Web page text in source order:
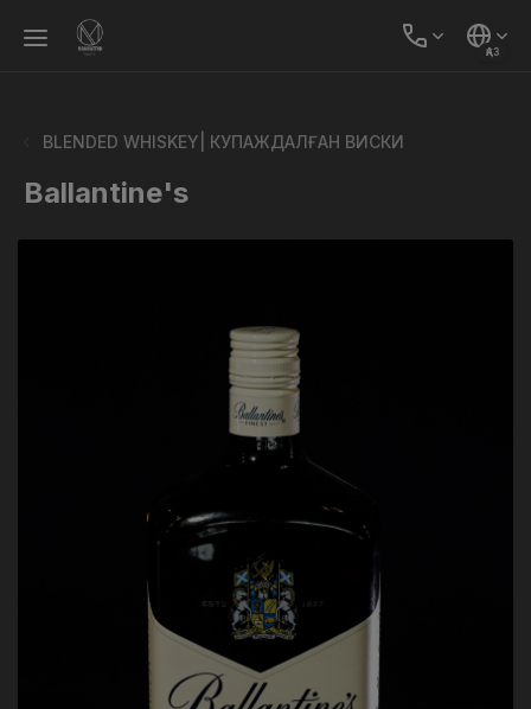
ҚАЗ
BLENDED WHISKEY| КУПАЖДАЛҒАН ВИСКИ
Ballantine's